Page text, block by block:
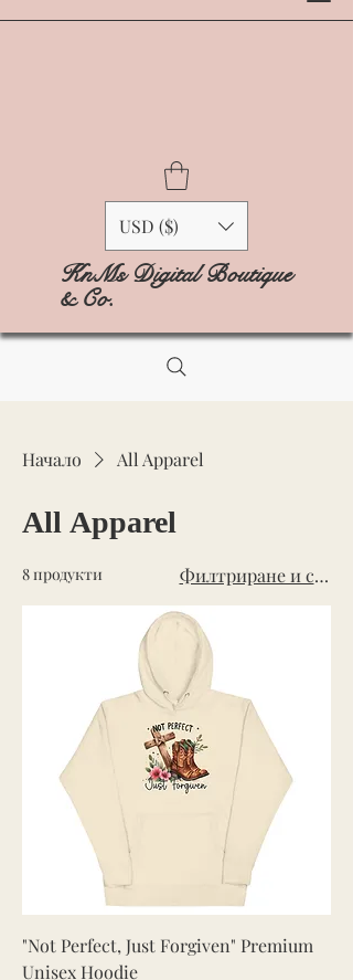
USD ($)
KnMs Digital Boutique
& Co.
Начало All Apparel
All Apparel
8 продукти Филтриране и
"Not Perfect, Just Forgiven" Premium
Unisex Hoodie